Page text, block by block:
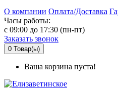
О компании Оплата/Доставка
Часы работы:
c 09:00 до 17:30 (пн-пт)
Заказать звонок
0 Товар(ы)
Ваша корзина пуста!